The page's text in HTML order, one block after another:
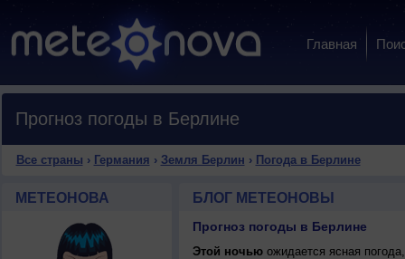
Главная
Прогноз погоды в Берлине
Все страны › Германия › Земля Берлин › Погода в Берлине
МЕТЕОНОВА БЛОГ МЕТЕОНОВЫ
Прогноз погоды в Берлине
Этой ночьюожидается ясная